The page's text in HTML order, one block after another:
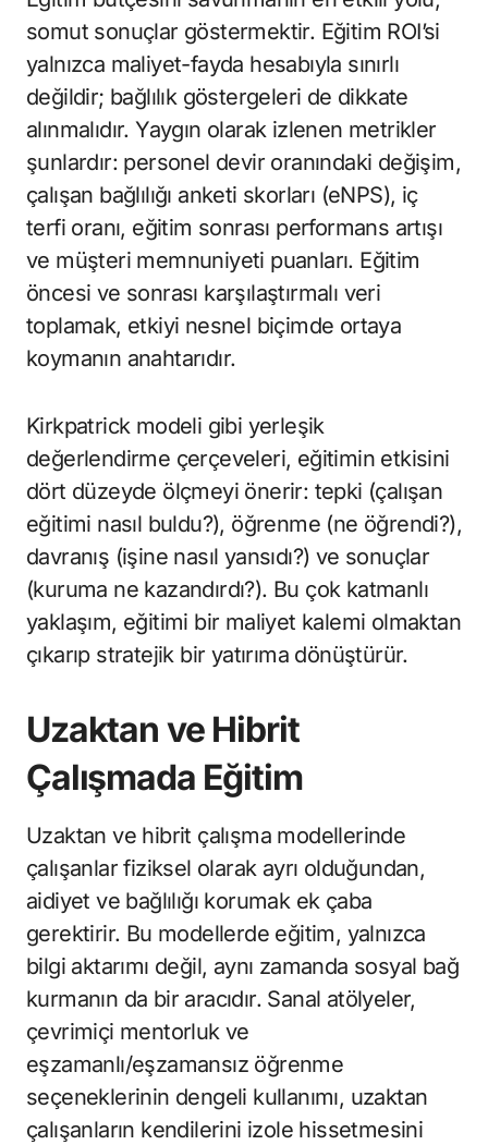
somut sonuçlar göstermektir. Eğitim ROI’si
yalnızca maliyet-fayda hesabıyla sınırlı
değildir; bağlılık göstergeleri de dikkate
alınmalıdır. Yaygın olarak izlenen metrikler
şunlardır: personel devir oranındaki değişim,
çalışan bağlılığı anketi skorları (eNPS), iç
terfi oranı, eğitim sonrası performans artışı
ve müşteri memnuniyeti puanları. Eğitim
öncesi ve sonrası karşılaştırmalı veri
toplamak, etkiyi nesnel biçimde ortaya
koymanın anahtarıdır.
Kirkpatrick modeli gibi yerleşik
değerlendirme çerçeveleri, eğitimin etkisini
dört düzeyde ölçmeyi önerir: tepki (çalışan
eğitimi nasıl buldu?), öğrenme (ne öğrendi?),
davranış (işine nasıl yansıdı?) ve sonuçlar
(kuruma ne kazandırdı?). Bu çok katmanlı
yaklaşım, eğitimi bir maliyet kalemi olmaktan
çıkarıp stratejik bir yatırıma dönüştürür.
Uzaktan ve Hibrit
Çalışmada Eğitim
Uzaktan ve hibrit çalışma modellerinde
çalışanlar fiziksel olarak ayrı olduğundan,
aidiyet ve bağlılığı korumak ek çaba
gerektirir. Bu modellerde eğitim, yalnızca
bilgi aktarımı değil, aynı zamanda sosyal bağ
kurmanın da bir aracıdır. Sanal atölyeler,
çevrimiçi mentorluk ve
eşzamanlı/eşzamansız öğrenme
seçeneklerinin dengeli kullanımı, uzaktan
çalışanların kendilerini izole hissetmesini